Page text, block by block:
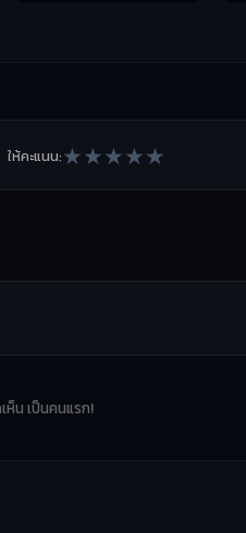
ให้คะแนน:★★★★★
ห็น เป็นคนแรก!